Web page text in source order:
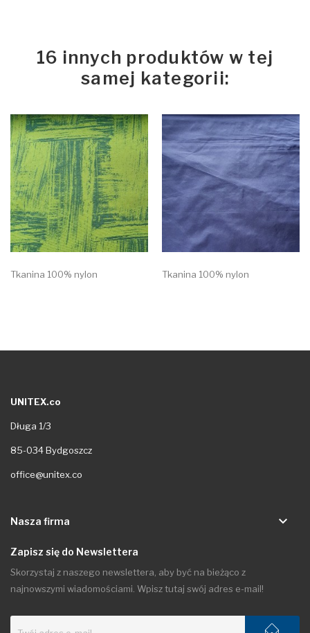
16 innych produktów w tej
samej kategorii:
Tkanina 100% nylon Tkanina 100% nylon
UNITEX.co
Długa 1/3
85-034 Bydgoszcz
office@unitex.co
Nasza firma keyboard_arrow_down
Zapisz się do Newslettera
Skorzystaj z naszego newslettera, aby być na bieżąco z
najnowszymi wiadomościami. Wpisz tutaj swój adres e-mail!